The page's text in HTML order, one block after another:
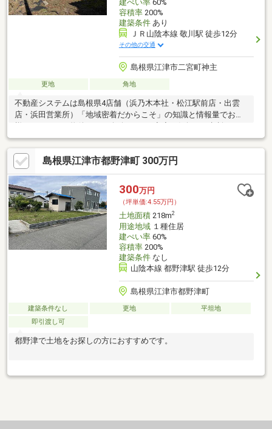
建ぺい率60%
容積率200%
建築条件あり
ＪＲ山陰本線 敬川駅 徒歩12分
その他の交通
島根県江津市二宮町神主
更地 角地
不動産システムは島根県4店舗（浜乃木本社・松江駅前店・出雲
店・浜田営業所）「地域密着だからこそ」の知識と情報量でお客
さい◇◇「お家探し」「ご売却」は不動産システム株式会社にお
まかせ下さい！TEL:0855-23-3101Mail:info-w@f-
systm.co.jpLINE@ID→＠ｆｌｍ9903ｃ お友達追加待ってます＼
(^o^)／
島根県江津市都野津町 300万円
300万円
（坪単価:4.55万円）
土地面積218m2
用途地域１種住居
建ぺい率60%
容積率200%
建築条件なし
山陰本線 都野津駅 徒歩12分
島根県江津市都野津町
建築条件なし 更地
平坦地
即引渡し可
都野津で土地をお探しの方におすすめです。